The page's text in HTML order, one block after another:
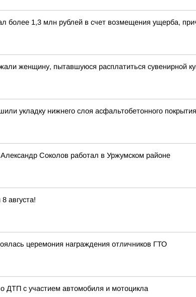
более 1,3 млн рублей в счет возмещения ущерба,
женщину, пытавшуюся расплатиться сувенирной
укладку нижнего слоя асфальтобетонного покрытия
Соколов работал в Уржумском районе
августа!
церемония награждения отличников ГТО
ДТП с участием автомобиля и мотоцикла